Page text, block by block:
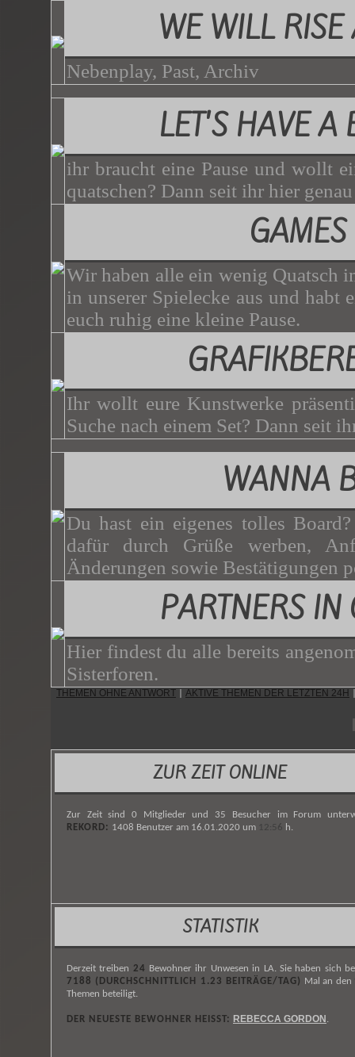
WE WILL
Nebenplay, Past, Archiv
LET'S HAVE A
ihr braucht eine Pause und wollt
quatschen? Dann seit ihr hier
GAMES
Wir haben alle ein wenig Quatsch
in unserer Spielecke aus und habt
euch ruhig eine kleine Pause.
Ihr wollt eure Kunstwerke
Suche nach einem Set? Dann seit
WANNA
Du hast ein eigenes tolles
dafür durch Grüße werben,
Änderungen sowie Bestätigungen
PARTNERS IN
Hier findest du alle bereits
Sisterforen.
THEMEN OHNE ANTWORT AKTIVE THEMEN DER LETZTEN 24H
ZUR ZEIT ONLINE
Zur Zeit sind 0 Mitglieder und 35 Besucher im Forum
REKORD: 1408 Benutzer am 16.01.2020 um 12:56 h.
STATISTIK
Derzeit treiben 24
Bewohner ihr Unwesen in LA. Sie haben sich
7188 (DURCHSCHNITTLICH 1.23 BEITRÄGE/TAG)
Mal an den
Themen beteiligt.
DER NEUESTE BEWOHNER HEISST: REBECCA GORDON .